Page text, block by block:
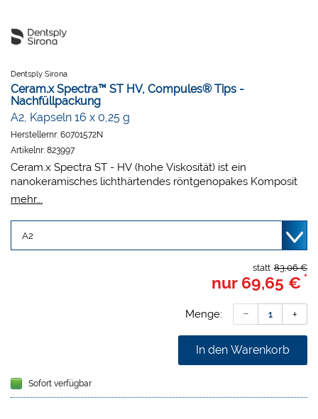
Dentsply Sirona
Ceram.x Spectra™ ST HV, Compules® Tips -
Nachfüllpackung
A2, Kapseln 16 x 0,25 g
Herstellernr: 60701572N
Artikelnr: 823997
Ceram.x Spectra ST - HV (hohe Viskosität) ist ein
nanokeramisches lichthärtendes röntgenopakes Komposit
auf Grundlage der neuartigen SphereTEC Füllertechnologie
für eine neue Füllertechnologie mit granulierten
sphärischen Füllern in Kombination mit einer optimierten
Harzmatrix.
Genial einfaches Farbkonzept: 5 Farben decken das
Schnelle und einfache Politur für außerordentlichen Glanz
mehr...
83,06 €
statt
nur 69,65 € *
Menge:
In den Warenkorb
Sofort verfügbar